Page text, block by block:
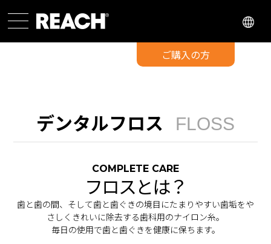
デンタルフロス FLOSS
ご購入の方
COMPLETE CARE
フロスとは？
歯と歯の間、そして歯と歯ぐきの境目にたまりやすい歯垢をや
さしくきれいに除去する歯科用のナイロン糸。
毎日の使用で歯と歯ぐきを健康に保ちます。